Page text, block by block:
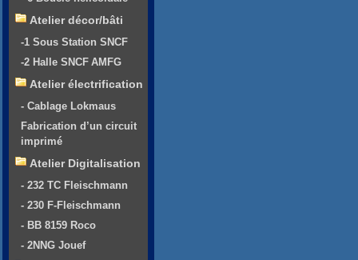
Atelier décor/bâti
-1 Sous Station SNCF
-2 Halle SNCF AMFG
Atelier électrification
- Cablage Lokmaus
Fabrication d’un circuit
imprimé
Atelier Digitalisation
- 232 TC Fleischmann
- 230 F-Fleischmann
- BB 8159 Roco
- 2NNG Jouef